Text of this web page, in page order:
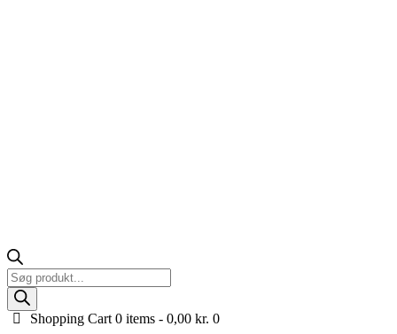
Products
search
Shopping Cart 0 items -0,00kr. 0